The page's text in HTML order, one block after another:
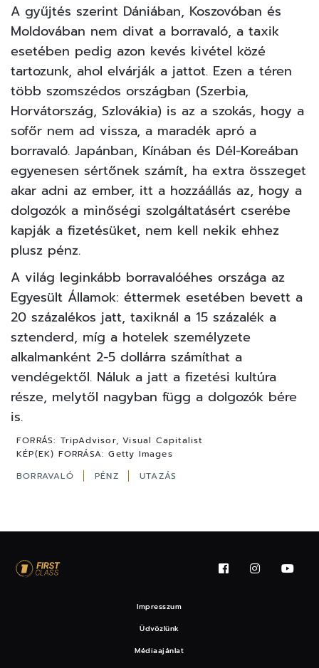
A gyűjtés szerint Dániában, Koszovóban és
Moldovában nem divat a borravaló, a taxik
esetében pedig azon kevés kivétel közé
tartozunk, ahol elvárják a jattot. Ezen a téren
több szomszédos országban (Szerbia,
Horvátország, Szlovákia) is az a szokás, hogy a
sofőr nem ad vissza, a maradék apró a
borravaló. Japánban, Kínában és Dél-Koreában
egyenesen sértőnek számít, ha extra összeget
akar adni az ember, itt a hozzáállás az, hogy a
dolgozók a minőségi szolgáltatásért cserébe
kapják a fizetésüket, nem kell nekik ehhez
plusz pénz.
A világ leginkább borravalóéhes országa az
Egyesült Államok: éttermek esetében bevett a
20 százalékos jatt, taxiknál a 15 százalék a
sztenderd, míg a hotelek személyzete
alkalmanként 2-5 dollárra számíthat a
vendégektől. Náluk a jatt a fizetési kultúra
része, melytől nagyban függ a dolgozók bére
is.
FORRÁS: TripAdvisor, Visual Capitalist
KÉP(EK) FORRÁSA: Getty Images
BORRAVALÓ
PÉNZ UTAZÁS
Impresszum
Üdvözlünk
Médiaajánlat